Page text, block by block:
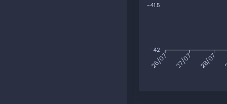
-41.5
-42
26/07 27/07 28/07